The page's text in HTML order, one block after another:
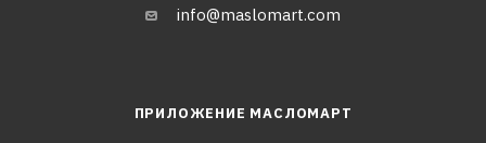
info@maslomart.com
ПРИЛОЖЕНИЕ МАСЛОМАРТ